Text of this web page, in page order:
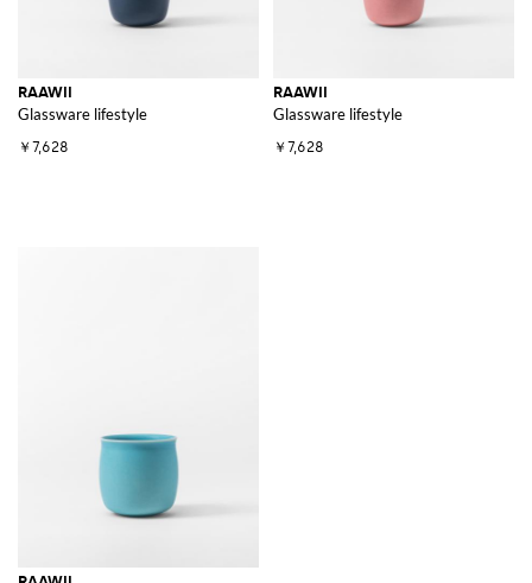
RAAWII
Glassware lifestyle
￥7,628
RAAWII
Glassware lifestyle
￥7,628